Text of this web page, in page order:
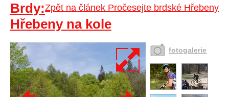
Zpět na článek Pročesejte brdské Hřebeny
Brdy:
Hřebeny na kole
fotogalerie